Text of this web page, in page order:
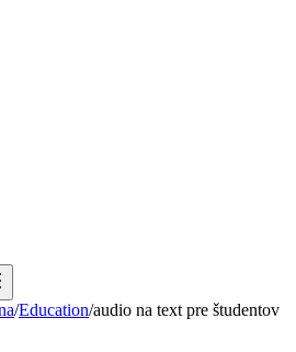
/Education/audio na text pre študentov